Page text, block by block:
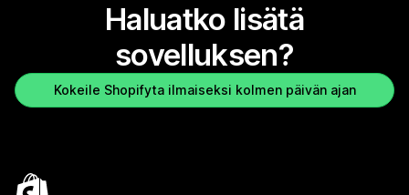
Haluatko lisätä
sovelluksen?
Kokeile Shopifyta ilmaiseksi kolmen päivän ajan